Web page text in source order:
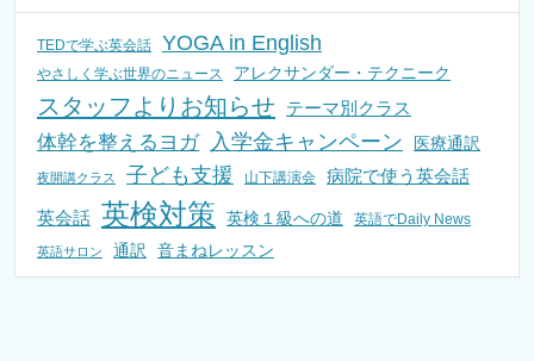
TEDで学ぶ英会話 YOGA in English
やさしく学ぶ世界のニュース アレクサンダー・テクニーク
スタッフよりお知らせ テーマ別クラス
体幹を整えるヨガ 入学金キャンペーン 医療通訳
夜開講クラス 子ども支援 山下講演会 病院で使う英会話
英会話 英検対策 英検１級への道 英語でDaily News
英語サロン 通訳 音まねレッスン